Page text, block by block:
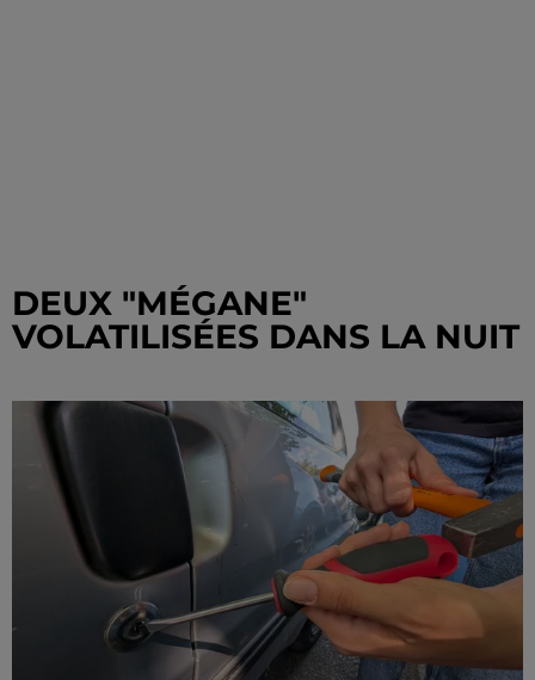
DEUX "MÉGANE"
VOLATILISÉES DANS LA NUIT